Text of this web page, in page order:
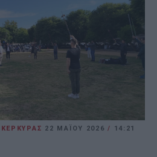
22 ΜΑΪ́ΟΥ 2026/
14:21